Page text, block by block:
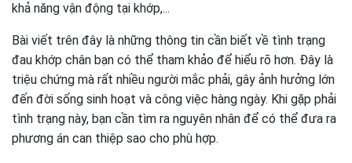
khả năng vận động tại khớp,...
Bài viết trên đây là những thông tin cần biết về tình trạng
đau khớp chân bạn có thể tham khảo để hiểu rõ hơn. Đây là
triệu chứng mà rất nhiều người mắc phải, gây ảnh hưởng lớn
đến đời sống sinh hoạt và công việc hàng ngày. Khi gặp phải
tình trạng này, bạn cần tìm ra nguyên nhân để có thể đưa ra
phương án can thiệp sao cho phù hợp.